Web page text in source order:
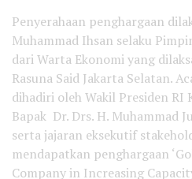
Penyerahaan penghargaan
Muhammad Ihsan selaku
dari Warta Ekonomi yang
Rasuna Said Jakarta Selatan.
dihadiri oleh Wakil Presiden RI
Bapak Dr. Drs. H. Muhammad
serta jajaran eksekutif
mendapatkan penghargaan
Company in Increasing